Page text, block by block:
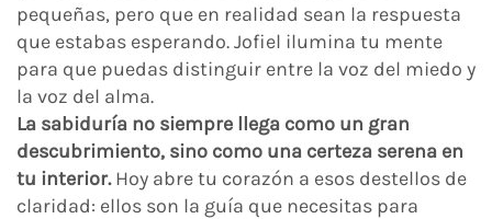
pequeñas, pero que en realidad sean la respuesta
que estabas esperando. Jofiel ilumina tu mente
para que puedas distinguir entre la voz del miedo y
la voz del alma.
La sabiduría no siempre llega como un gran
descubrimiento, sino como una certeza serena en
tu interior.Hoy abre tu corazón a esos destellos de
claridad: ellos son la guía que necesitas para